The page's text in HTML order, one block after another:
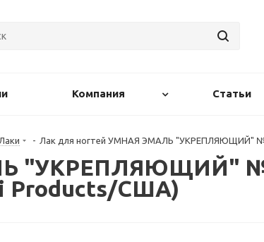
Компания Статьи
- Лак для ногтей УМНАЯ ЭМАЛЬ "УКРЕПЛЯЮЩИЙ"
"УКРЕПЛЯЮЩИЙ"
Products/США)